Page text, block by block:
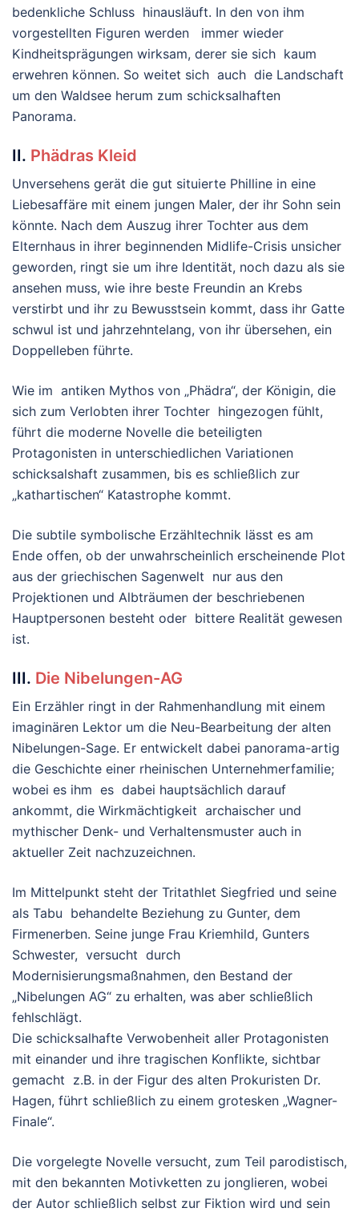
bedenkliche Schluss hinausläuft. In den von ihm
vorgestellten Figuren werden immer wieder
Kindheitsprägungen wirksam, derer sie sich kaum
erwehren können. So weitet sich auch die Landschaft
um den Waldsee herum zum schicksalhaften
Panorama.
II. Phädras Kleid
Unversehens gerät die gut situierte Philline in eine
Liebesaffäre mit einem jungen Maler, der ihr Sohn sein
könnte. Nach dem Auszug ihrer Tochter aus dem
Elternhaus in ihrer beginnenden Midlife-Crisis unsicher
geworden, ringt sie um ihre Identität, noch dazu als sie
ansehen muss, wie ihre beste Freundin an Krebs
verstirbt und ihr zu Bewusstsein kommt, dass ihr Gatte
schwul ist und jahrzehntelang, von ihr übersehen, ein
Doppelleben führte.
Wie im antiken Mythos von „Phädra“, der Königin, die
sich zum Verlobten ihrer Tochter hingezogen fühlt,
führt die moderne Novelle die beteiligten
Protagonisten in unterschiedlichen Variationen
schicksalshaft zusammen, bis es schließlich zur
„kathartischen“ Katastrophe kommt.
Die subtile symbolische Erzähltechnik lässt es am
Ende offen, ob der unwahrscheinlich erscheinende Plot
aus der griechischen Sagenwelt nur aus den
Projektionen und Albträumen der beschriebenen
Hauptpersonen besteht oder bittere Realität gewesen
ist.
III. Die Nibelungen-AG
Ein Erzähler ringt in der Rahmenhandlung mit einem
imaginären Lektor um die Neu-Bearbeitung der alten
Nibelungen-Sage. Er entwickelt dabei panorama-artig
die Geschichte einer rheinischen Unternehmerfamilie;
wobei es ihm es dabei hauptsächlich darauf
ankommt, die Wirkmächtigkeit archaischer und
mythischer Denk- und Verhaltensmuster auch in
aktueller Zeit nachzuzeichnen.
Im Mittelpunkt steht der Tritathlet Siegfried und seine
als Tabu behandelte Beziehung zu Gunter, dem
Firmenerben. Seine junge Frau Kriemhild, Gunters
Schwester, versucht durch
Modernisierungsmaßnahmen, den Bestand der
„Nibelungen AG“ zu erhalten, was aber schließlich
fehlschlägt.
Die schicksalhafte Verwobenheit aller Protagonisten
mit einander und ihre tragischen Konflikte, sichtbar
gemacht z.B. in der Figur des alten Prokuristen Dr.
Hagen, führt schließlich zu einem grotesken „Wagner-
Finale“.
Die vorgelegte Novelle versucht, zum Teil parodistisch,
mit den bekannten Motivketten zu jonglieren, wobei
der Autor schließlich selbst zur Fiktion wird und sein